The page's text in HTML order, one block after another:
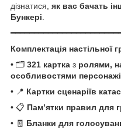
дізнатися, як вас бачать
Бункері
Комплектація настільної
• 🗂️ 321 картка з ролями,
особливостями
• 📍 Картки сценаріїв
• 📋 Пам’ятки правил для
• 🧾 Бланки для